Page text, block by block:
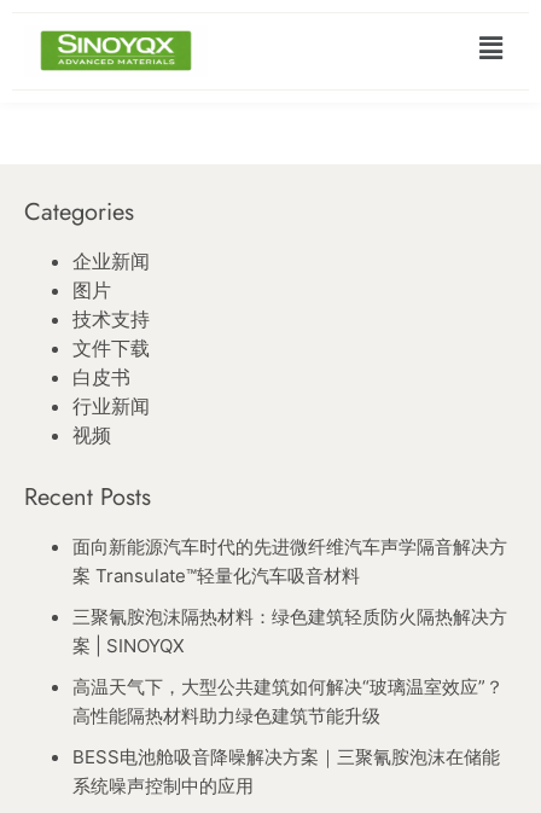
Categories
企业新闻
图片
技术支持
文件下载
白皮书
行业新闻
视频
Recent Posts
面向新能源汽车时代的先进微纤维汽车声学隔音解决方
案 Transulate™轻量化汽车吸音材料
三聚氰胺泡沫隔热材料：绿色建筑轻质防火隔热解决方
案 | SINOYQX
高温天气下，大型公共建筑如何解决“玻璃温室效应”？
高性能隔热材料助力绿色建筑节能升级
BESS电池舱吸音降噪解决方案｜三聚氰胺泡沫在储能
系统噪声控制中的应用